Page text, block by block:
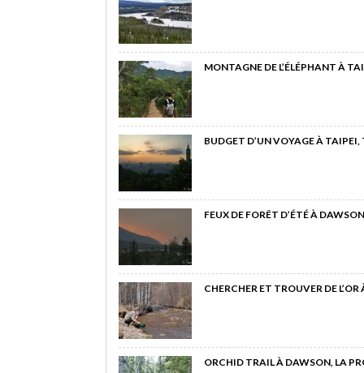
MONTAGNE DE L’ÉLÉPHANT À
BUDGET D’UN VOYAGE À
FEUX DE FORÊT D’ÉTÉ À
CHERCHER ET TROUVER DE
ORCHID TRAIL À DAWSON, LA